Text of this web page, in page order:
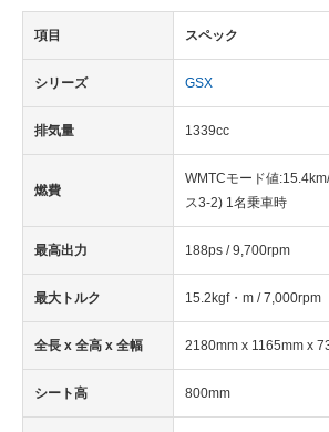
項目 スペック
シリーズ GSX
排気量 1339cc
燃費
WMTCモード値
ス3-2) 1名乗車時
最高出力 188ps / 9,700rpm
最大トルク 15.2kgf・m / 7,000rpm
全長 x 全高 x 全幅 2180mm x 1165mm x
シート高 800mm